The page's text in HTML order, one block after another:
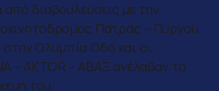
από διαβουλεύσεις με την
Πάτρας – Πύργου
Ολυμπία Οδό και οι
– AKTOR – ΑΒΑΞ ανέλαβαν το
του.